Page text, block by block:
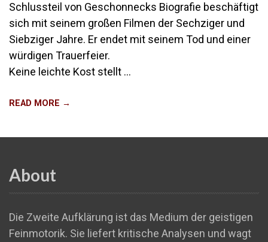
Schlussteil von Geschonnecks Biografie beschäftigt
sich mit seinem großen Filmen der Sechziger und
Siebziger Jahre. Er endet mit seinem Tod und einer
würdigen Trauerfeier.
Keine leichte Kost stellt …
READ MORE →
About
Die Zweite Aufklärung ist das Medium der geistigen
Feinmotorik. Sie liefert kritische Analysen und wagt